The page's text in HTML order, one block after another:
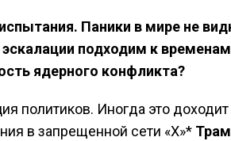
Паники в мире не
подходим к временам
ядерного конфликта?
политиков. Иногда это
в запрещенной сети «X»*